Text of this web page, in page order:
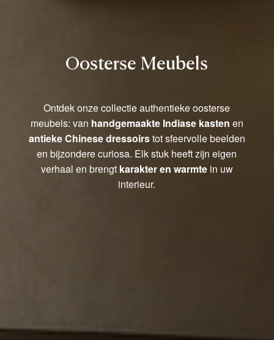
Oosterse Meubels
Ontdek onze collectie authentieke oosterse
meubels: van handgemaakte Indiase kasten en
antieke Chinese dressoirstot sfeervolle beelden
en bijzondere curiosa. Elk stuk heeft zijn eigen
verhaal en brengt karakter en warmte in uw
interieur.